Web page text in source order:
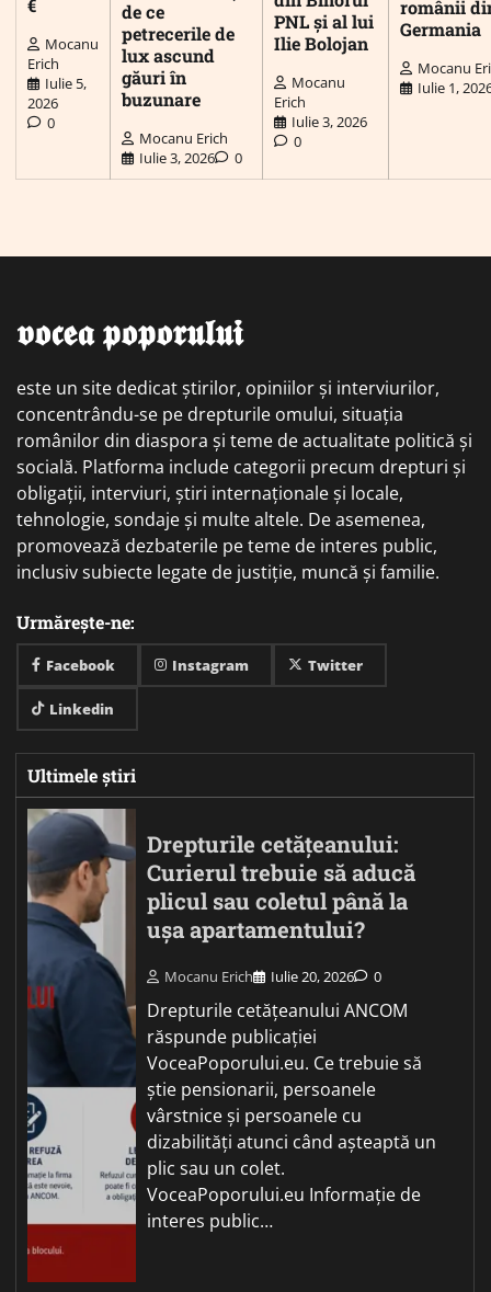
€
Mocanu
Erich
Iulie 5,
2026
0
de ce
petrecerile de
lux ascund
găuri în
buzunare
Mocanu Erich
Iulie 3, 2026
0
PNL și al lui
Ilie Bolojan
Mocanu
Erich
Iulie 3, 2026
0
românii
Germania
Mocanu
Iulie 1,
𝖛𝖔𝖈𝖊𝖆 𝖕𝖔𝖕𝖔𝖗𝖚𝖑𝖚𝖎
este un site dedicat știrilor, opiniilor și interviurilor,
concentrându-se pe drepturile omului, situația
românilor din diaspora și teme de actualitate politică și
socială. Platforma include categorii precum drepturi și
obligații, interviuri, știri internaționale și locale,
tehnologie, sondaje și multe altele. De asemenea,
promovează dezbaterile pe teme de interes public,
inclusiv subiecte legate de justiție, muncă și familie.
Urmărește-ne:
Facebook Instagram Twitter
Linkedin
Ultimele știri
Drepturile cetățeanului:
Curierul trebuie să aducă
plicul sau coletul până la
ușa apartamentului?
Mocanu Erich Iulie 20, 2026 0
Drepturile cetățeanului ANCOM
răspunde publicației
VoceaPoporului.eu. Ce trebuie să
știe pensionarii, persoanele
vârstnice și persoanele cu
dizabilități atunci când așteaptă un
plic sau un colet.
VoceaPoporului.eu Informație de
interes public…